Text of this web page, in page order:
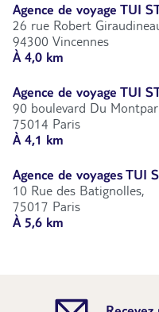
Agence de voyage TUI
26 rue Robert
94300 Vincennes
À 4,0 km
Agence de voyage TUI
90 boulevard Du
75014 Paris
À 4,1 km
Agence de voyages TUI
10 Rue des Batignolles,
75017 Paris
À 5,6 km